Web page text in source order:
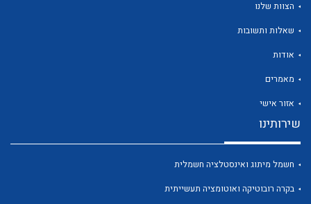
הצוות שלנו
שאלות ותשובות
אודות
מאמרים
אזור אישי
שירותינו
חשמל מיתוג ואינסטלציה חשמלית
בקרה רובוטיקה ואוטומציה תעשייתית